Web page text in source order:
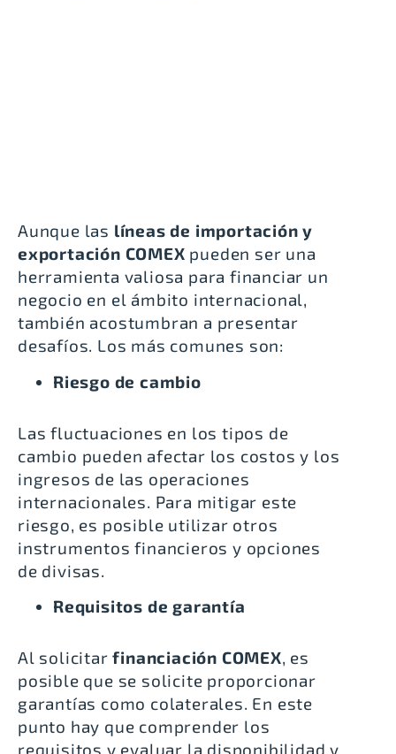
Aunque las líneas de importación y
exportación COMEX pueden ser una
herramienta valiosa para financiar un
negocio en el ámbito internacional,
también acostumbran a presentar
desafíos. Los más comunes son:
Riesgo de cambio
Las fluctuaciones en los tipos de
cambio pueden afectar los costos y los
ingresos de las operaciones
internacionales. Para mitigar este
riesgo, es posible utilizar otros
instrumentos financieros y opciones
de divisas.
Requisitos de garantía
Al solicitarfinanciación COMEX, es
posible que se solicite proporcionar
garantías como colaterales. En este
punto hay que comprender los
requisitos y evaluar la disponibilidad y